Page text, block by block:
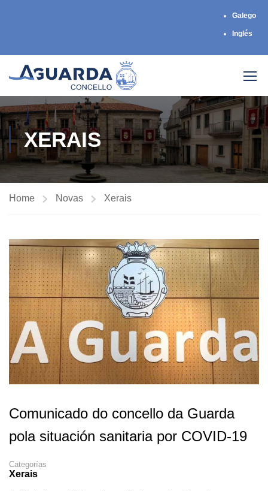
Galego
Inglés
XERAIS
Home Novas Xerais
Comunicado do concello da Guarda
pola situación sanitaria por COVID-19
Categorías
Xerais